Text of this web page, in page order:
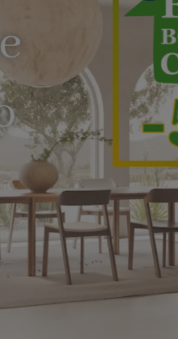
alla
Scopri di più